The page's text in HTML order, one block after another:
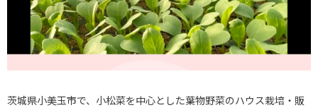
茨城県小美玉市で、小松菜を中心とした葉物野菜のハウス栽培・販